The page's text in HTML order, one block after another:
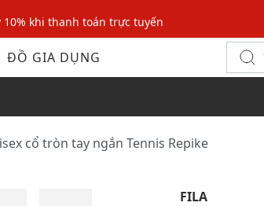
10% khi thanh toán trực tuyến
đơn đầu cho thành viên mới!
10% khi thanh toán trực tuyến
ĐỒ GIA DỤNG
cổ tròn tay ngắn Tennis Repike
FILA